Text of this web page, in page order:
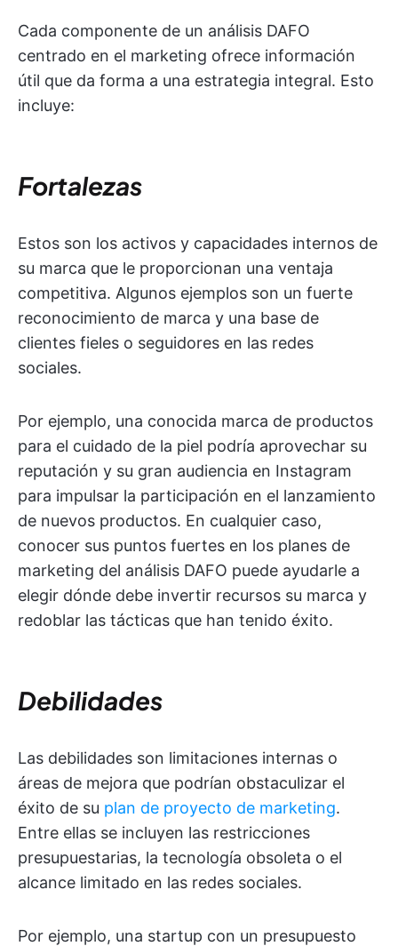
Cada componente de un análisis DAFO
centrado en el marketing ofrece información
útil que da forma a una estrategia integral. Esto
incluye:
Fortalezas
Estos son los activos y capacidades internos de
su marca que le proporcionan una ventaja
competitiva. Algunos ejemplos son un fuerte
reconocimiento de marca y una base de
clientes fieles o seguidores en las redes
sociales.
Por ejemplo, una conocida marca de productos
para el cuidado de la piel podría aprovechar su
reputación y su gran audiencia en Instagram
para impulsar la participación en el lanzamiento
de nuevos productos. En cualquier caso,
conocer sus puntos fuertes en los planes de
marketing del análisis DAFO puede ayudarle a
elegir dónde debe invertir recursos su marca y
redoblar las tácticas que han tenido éxito.
Debilidades
Las debilidades son limitaciones internas o
áreas de mejora que podrían obstaculizar el
éxito de su plan de proyecto de marketing.
Entre ellas se incluyen las restricciones
presupuestarias, la tecnología obsoleta o el
alcance limitado en las redes sociales.
Por ejemplo, una startup con un presupuesto